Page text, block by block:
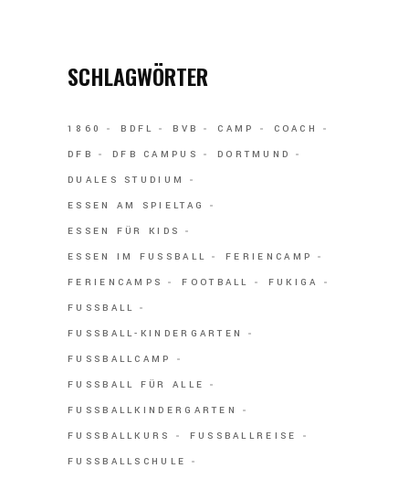
SCHLAGWÖRTER
1860 BDFL BVB CAMP
COACH
DFB
DFB CAMPUS
DORTMUND
DUALES STUDIUM
ESSEN AM SPIELTAG
ESSEN FÜR KIDS
ESSEN IM FUSSBALL
FERIENCAMP
FERIENCAMPS
FOOTBALL
FUKIGA
FUSSBALL
FUSSBALL-KINDERGARTEN
FUSSBALLCAMP
FUSSBALL FÜR ALLE
FUSSBALLKINDERGARTEN
FUSSBALLKURS
FUSSBALLREISE
FUSSBALLSCHULE